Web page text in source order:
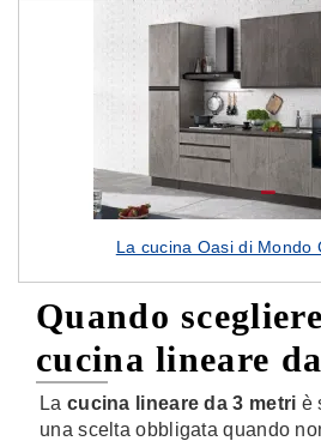
La cucina Oasi di Mondo
Quando
cucina lineare
La cucina lineare da 3 metri è
una scelta obbligata quando